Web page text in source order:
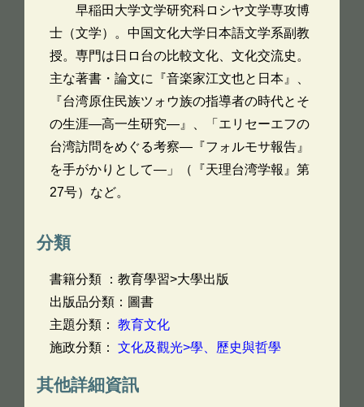
早稲田大学文学研究科ロシヤ文学専攻博
士（文学）。中国文化大学日本語文学系副教
授。専門は日ロ台の比較文化、文化交流史。
主な著書・論文に『音楽家江文也と日本』、
『台湾原住民族ツォウ族の指導者の時代とそ
の生涯―高一生研究―』、「エリセーエフの
台湾訪問をめぐる考察―『フォルモサ報告』
を手がかりとして―」（『天理台湾学報』第
27号）など。
分類
書籍分類 ：教育學習>大學出版
出版品分類：圖書
主題分類： 教育文化
施政分類： 文化及觀光>學、歷史與哲學
其他詳細資訊